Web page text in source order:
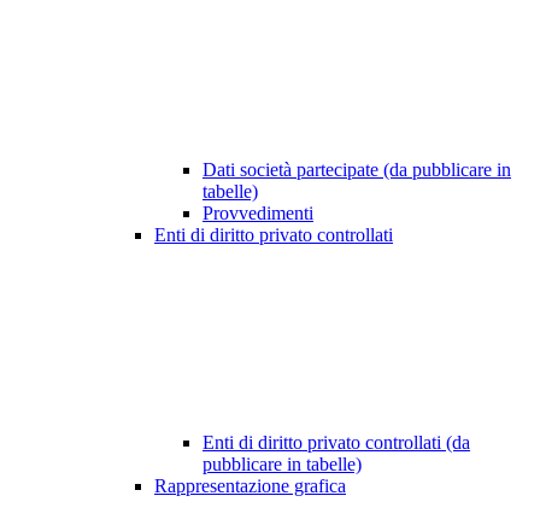
Dati società partecipate (da pubblicare in
tabelle)
Provvedimenti
Enti di diritto privato controllati
Enti di diritto privato controllati (da
pubblicare in tabelle)
Rappresentazione grafica